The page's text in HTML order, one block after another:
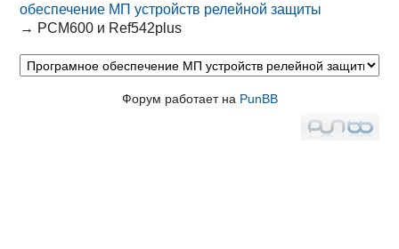
обеспечение МП устройств релейной защиты
→ PCM600 и Ref542plus
Форум работает на PunBB